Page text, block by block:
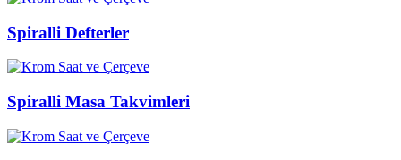
Spiralli Defterler
Spiralli Masa Takvimleri